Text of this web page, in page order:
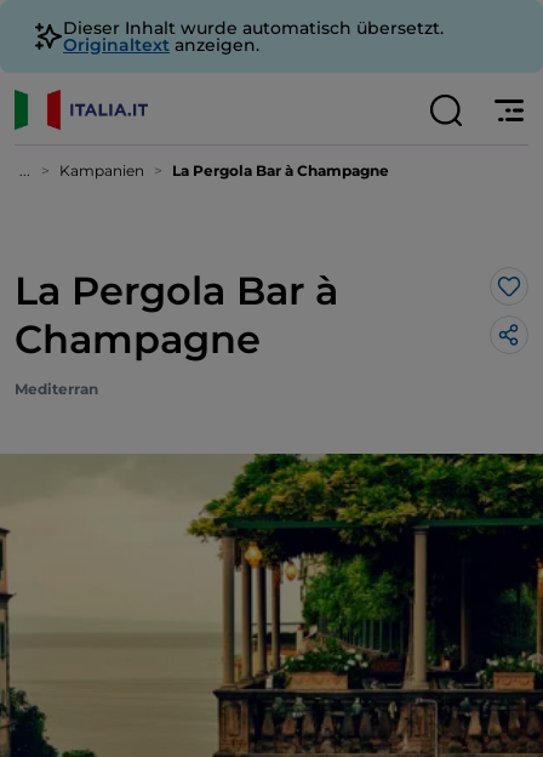
Dieser Inhalt wurde automatisch übersetzt.
Originaltext anzeigen.
... Kampanien La Pergola Bar à Champagne
La Pergola Bar à
Champagne
Mediterran